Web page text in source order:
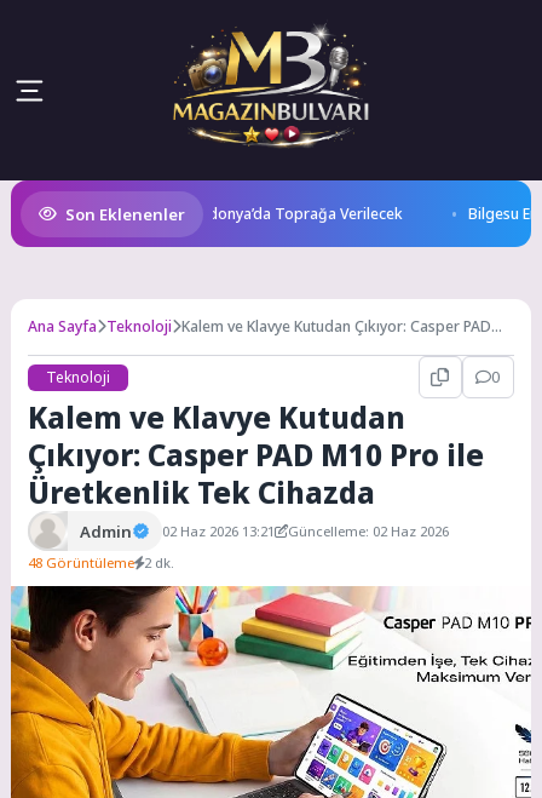
Son Eklenenler
Kaybetti: Kuzey Makedonya’da Toprağa Verilecek Bilgesu
Ana Sayfa Teknoloji Kalem ve Klavye Kutudan Çıkıyor: Casper PAD
Teknoloji
0
Kalem ve Klavye Kutudan
Çıkıyor: Casper PAD M10 Pro ile
Üretkenlik Tek Cihazda
Admin 02 Haz 2026 13:21
Güncelleme: 02 Haz 2026
48 Görüntüleme 2 dk.